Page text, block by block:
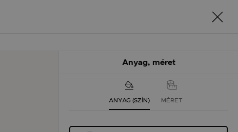
Anyag, méret
ANYAG (SZÍN) MÉRET